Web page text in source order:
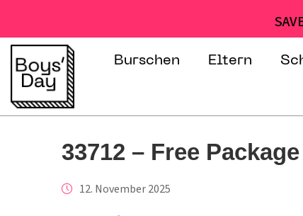
Burschen Eltern
33712 – Free Package
12. November 2025